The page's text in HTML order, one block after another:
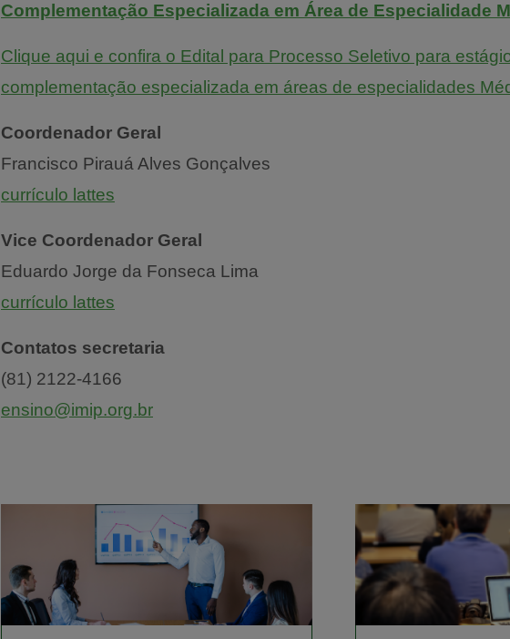
Complementação Especializada em Área de Especialidade
Clique aqui e confira o Edital para Processo Seletivo para
complementação especializada em áreas de especialidades
Coordenador Geral
Francisco Pirauá Alves Gonçalves
currículo lattes
Vice Coordenador Geral
Eduardo Jorge da Fonseca Lima
currículo lattes
Contatos secretaria
(81) 2122-4166
ensino@imip.org.br